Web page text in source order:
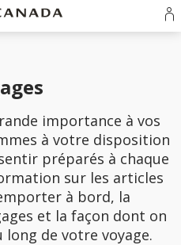
importance à vos
à votre disposition
préparés à chaque
sur les articles
à bord, la
et la façon dont on
long de votre voyage.